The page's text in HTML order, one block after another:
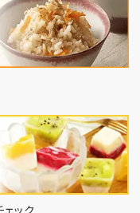
ック